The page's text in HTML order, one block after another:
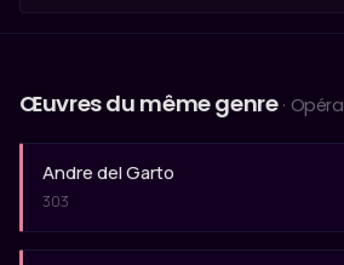
Œuvres du même genre · Opéra
Andre del Garto
303